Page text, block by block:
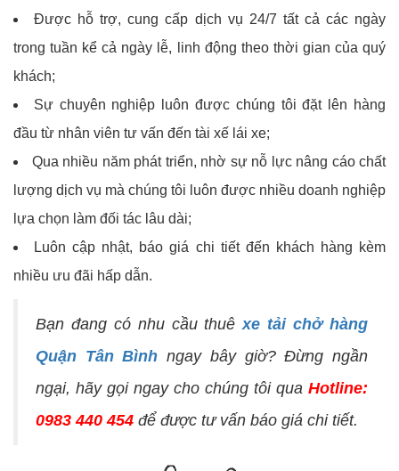
Được hỗ trợ, cung cấp dịch vụ 24/7 tất cả các ngày
trong tuần kể cả ngày lễ, linh động theo thời gian của quý
khách;
Sự chuyên nghiệp luôn được chúng tôi đặt lên hàng
đầu từ nhân viên tư vấn đến tài xế lái xe;
Qua nhiều năm phát triển, nhờ sự nỗ lực nâng cáo chất
lượng dịch vụ mà chúng tôi luôn được nhiều doanh nghiệp
lựa chọn làm đối tác lâu dài;
Luôn cập nhật, báo giá chi tiết đến khách hàng kèm
nhiều ưu đãi hấp dẫn.
Bạn đang có nhu cầu thuêxe tải chở hàng
Quận Tân Bình ngay bây giờ? Đừng ngần
ngại, hãy gọi ngay cho chúng tôi qua Hotline:
0983 440 454 để được tư vấn báo giá chi tiết.